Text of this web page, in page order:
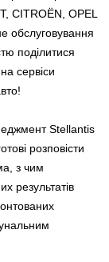
CITROËN, OPEL
обслуговування
поділитися
сервіси
Stellantis
розповісти
з чим
результатів